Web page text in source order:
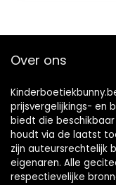
Over ons
prijsvergelijkings- en
biedt die
houdt via de laatst
zijn auteursrechtelijk
eigenaren. Alle
respectievelijke